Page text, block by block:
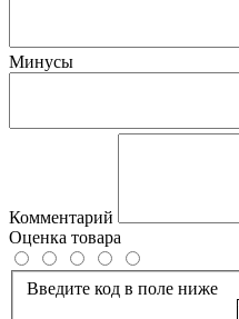
Минусы
Комментарий
Оценка товара
Введите код в поле ниже